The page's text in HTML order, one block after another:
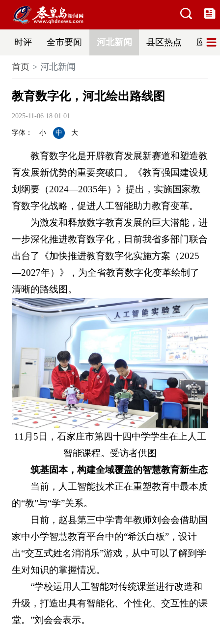
时评 全市要闻 河北新闻 县区热点 应急
首页 河北新闻
教育数字化，河北绘出路线图
2025-11-06 18:01:01
字体： 小 中 大
教育数字化是开辟教育发展新赛道和塑造教
育发展新优势的重要突破口。《教育强国建设规
划纲要（2024—2035年）》提出，实施国家教
育数字化战略，促进人工智能助力教育变革。
为激发和释放数字教育发展的巨大潜能，进
一步深化推进教育数字化，日前我省多部门联合
出台了《加快推进教育数字化实施方案（2025
—2027年）》，为全省教育数字化变革绘制了
清晰的路线图。
11月5日，石家庄市第四十四中学学生在上人工
智能课程。受访者供图
筑基固本，构建全域覆盖的智慧教育新生态
当前，人工智能技术正在重塑教育中最本质
的“教”与“学”关系。
日前，赵县第三中学青年教师刘会会借助国
家中小学智慧教育平台中的“希沃白板”，设计
出“交互式姓名消消乐”游戏，从中可以了解到学
生对知识的掌握情况。
“学校运用人工智能对传统课堂进行改造和
升级，打造出具有智能化、个性化、交互性的课
堂。”刘会会表示。